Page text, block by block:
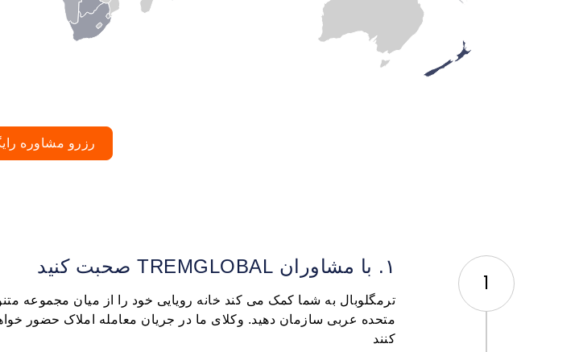
رزرو مشاوره
1
۱. با مشاوران TREMGLOBAL صحبت کنید
ترمگلوبال به شما کمک می کند خانه رویایی خود را از میان مجموعه
متحده عربی سازمان دهید. وکلای ما در جریان معامله املاک حضور
کنند